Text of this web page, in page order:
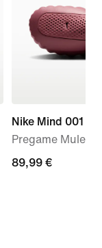
Nike Mind 001
Pregame Mule
89,99 €
89,99 €